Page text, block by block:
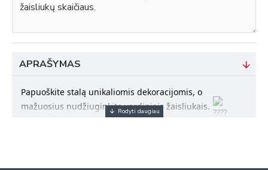
APRAŠYMAS
Papuoškite stalą unikaliomis dekoracijomis, o
mažuosius nudžiuginkite vardiniais žaisliukais.